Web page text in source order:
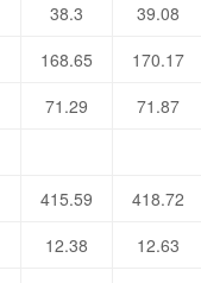
38.3 39.08
168.65 170.17
71.29 71.87
415.59 418.72
12.38 12.63